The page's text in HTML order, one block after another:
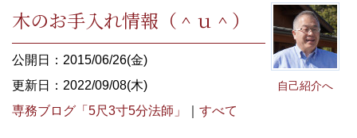
自己紹介へ
木のお手入れ情報（＾ｕ＾）
公開日：2015/06/26(金)
更新日：2022/09/08(木)
専務ブログ「5尺3寸5分法師」
すべて